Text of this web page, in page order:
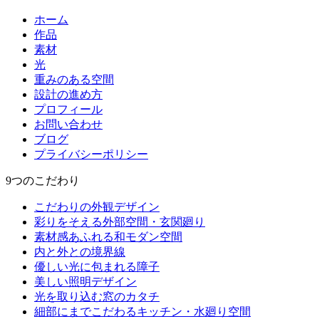
ホーム
作品
素材
光
重みのある空間
設計の進め方
プロフィール
お問い合わせ
ブログ
プライバシーポリシー
9つのこだわり
こだわりの外観デザイン
彩りをそえる外部空間・玄関廻り
素材感あふれる和モダン空間
内と外との境界線
優しい光に包まれる障子
美しい照明デザイン
光を取り込む窓のカタチ
細部にまでこだわるキッチン・水廻り空間